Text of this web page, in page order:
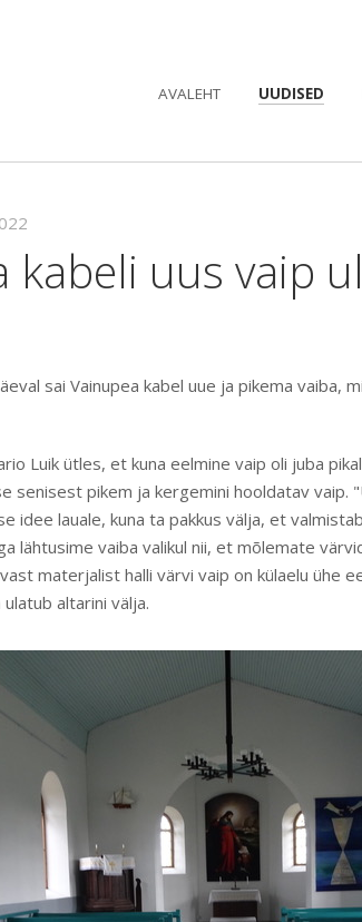
AVALEHT UUDISED
kabeli uus vaip
sai Vainupea kabel uue ja pikema vaiba,
Luik ütles, et kuna eelmine vaip oli juba
senisest pikem ja kergemini hooldatav vaip.
idee lauale, kuna ta pakkus välja, et
lähtusime vaiba valikul nii, et mõlemate
materjalist halli värvi vaip on külaelu ühe
altarini välja.